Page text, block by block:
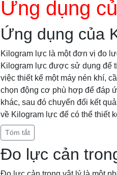
Ứng dụng
Ứng dụng của
Kilogram lực là một đơn vị đo
Kilogram lực được sử dụng để
việc thiết kế một máy nén khí,
chọn động cơ phù hợp để đáp
khác, sau đó chuyển đổi kết
về Kilogram lực để có thể thiết
Tóm tắt
Đo lực cản